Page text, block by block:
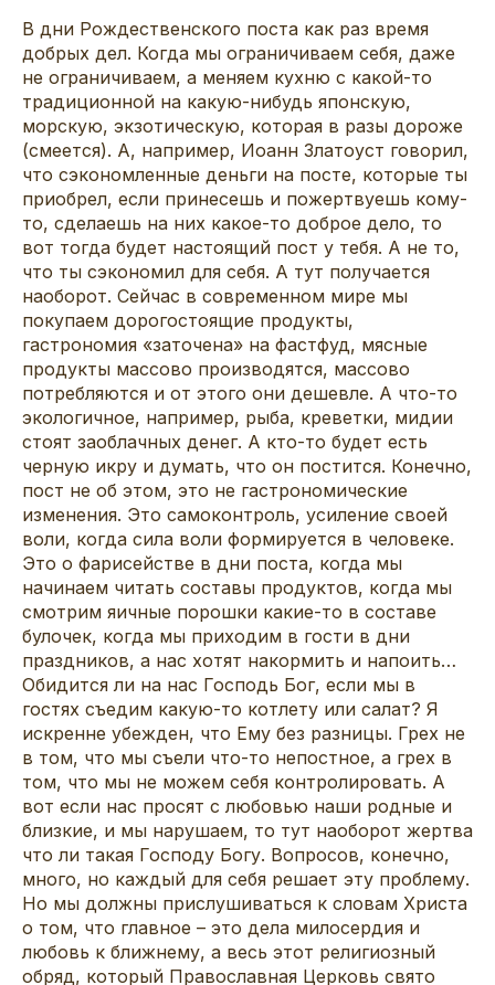
В дни Рождественского поста как раз время
добрых дел. Когда мы ограничиваем себя, даже
не ограничиваем, а меняем кухню с какой-то
традиционной на какую-нибудь японскую,
морскую, экзотическую, которая в разы дороже
(смеется). А, например, Иоанн Златоуст говорил,
что сэкономленные деньги на посте, которые ты
приобрел, если принесешь и пожертвуешь кому-
то, сделаешь на них какое-то доброе дело, то
вот тогда будет настоящий пост у тебя. А не то,
что ты сэкономил для себя. А тут получается
наоборот. Сейчас в современном мире мы
покупаем дорогостоящие продукты,
гастрономия «заточена» на фастфуд, мясные
продукты массово производятся, массово
потребляются и от этого они дешевле. А что-то
экологичное, например, рыба, креветки, мидии
стоят заоблачных денег. А кто-то будет есть
черную икру и думать, что он постится. Конечно,
пост не об этом, это не гастрономические
изменения. Это самоконтроль, усиление своей
воли, когда сила воли формируется в человеке.
Это о фарисействе в дни поста, когда мы
начинаем читать составы продуктов, когда мы
смотрим яичные порошки какие-то в составе
булочек, когда мы приходим в гости в дни
праздников, а нас хотят накормить и напоить…
Обидится ли на нас Господь Бог, если мы в
гостях съедим какую-то котлету или салат? Я
искренне убежден, что Ему без разницы. Грех не
в том, что мы съели что-то непостное, а грех в
том, что мы не можем себя контролировать. А
вот если нас просят с любовью наши родные и
близкие, и мы нарушаем, то тут наоборот жертва
что ли такая Господу Богу. Вопросов, конечно,
много, но каждый для себя решает эту проблему.
Но мы должны прислушиваться к словам Христа
о том, что главное – это дела милосердия и
любовь к ближнему, а весь этот религиозный
обряд, который Православная Церковь свято